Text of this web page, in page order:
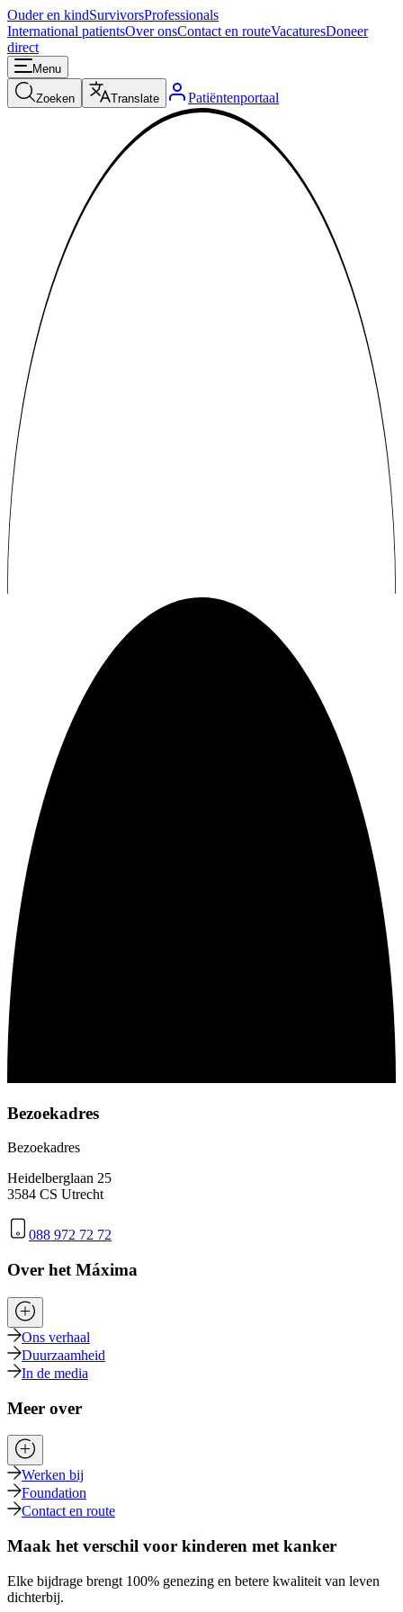
Ouder en kindSurvivorsProfessionals
International patientsOver onsContact en routeVacaturesDoneer
direct
Menu
Zoeken Translate Patiëntenportaal
Bezoekadres
Bezoekadres
Heidelberglaan 25
3584 CS Utrecht
088 972 72 72
Over het Máxima
Ons verhaal
Duurzaamheid
In de media
Meer over
Werken bij
Foundation
Contact en route
Maak het verschil voor kinderen met kanker
Elke bijdrage brengt 100% genezing en betere kwaliteit van leven
dichterbij.